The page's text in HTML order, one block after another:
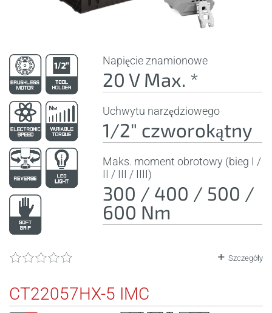
Napięcie znamionowe
20 V Max. *
Uchwytu narzędziowego
1/2" czworokątny
Maks. moment obrotowy (bieg I /
II / III / IIII)
300 / 400 / 500 /
600 Nm
Szczegóły
CT22057HX-5 IMC